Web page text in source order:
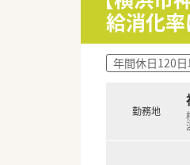
■
■
■
≪
◆
給消化
年間休日120日
勤務地